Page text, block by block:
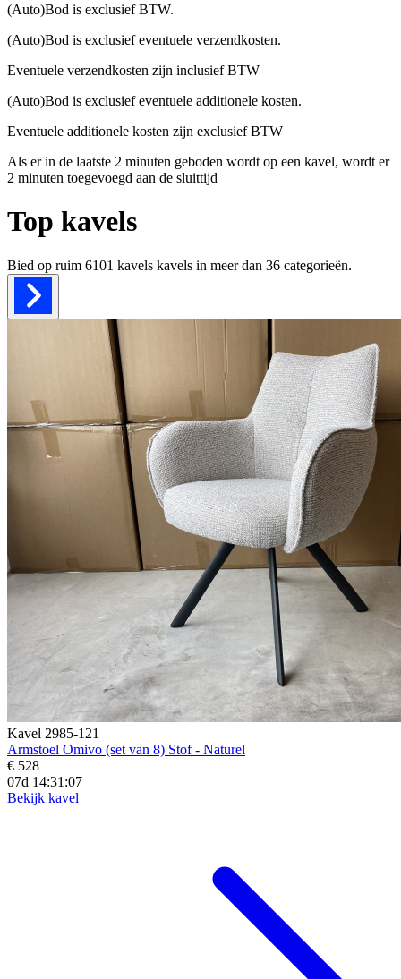
(Auto)Bod is exclusief BTW.
(Auto)Bod is exclusief eventuele verzendkosten.
Eventuele verzendkosten zijn inclusief BTW
(Auto)Bod is exclusief eventuele additionele kosten.
Eventuele additionele kosten zijn exclusief BTW
Als er in de laatste 2 minuten geboden wordt op een kavel, wordt er
2 minuten toegevoegd aan de sluittijd
Top kavels
Bied op ruim 6101 kavels kavels in meer dan 36 categorieën.
Kavel 2985-121
Armstoel Omivo (set van 8) Stof - Naturel
€ 528
07d 14:31:04
Bekijk kavel